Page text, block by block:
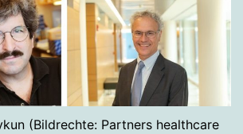
(Bildrechte: Partners healthcare